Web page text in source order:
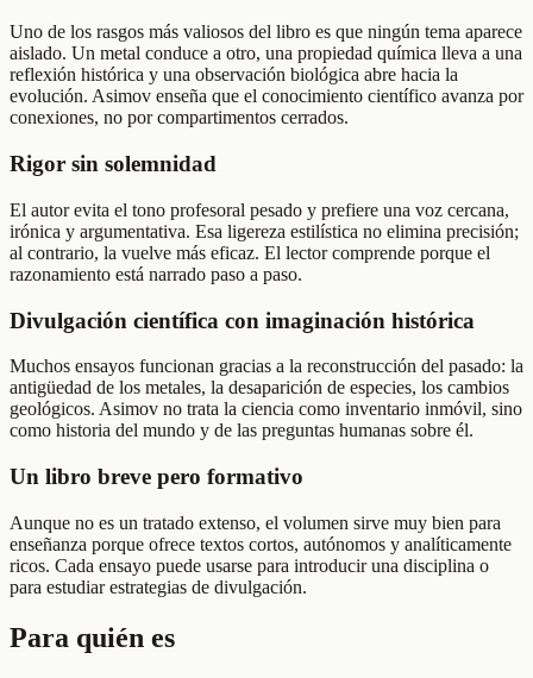
Uno de los rasgos más valiosos del libro es que ningún tema aparece
aislado. Un metal conduce a otro, una propiedad química lleva a una
reflexión histórica y una observación biológica abre hacia la
evolución. Asimov enseña que el conocimiento científico avanza por
conexiones, no por compartimentos cerrados.
Rigor sin solemnidad
El autor evita el tono profesoral pesado y prefiere una voz cercana,
irónica y argumentativa. Esa ligereza estilística no elimina precisión;
al contrario, la vuelve más eficaz. El lector comprende porque el
razonamiento está narrado paso a paso.
Divulgación científica con imaginación histórica
Muchos ensayos funcionan gracias a la reconstrucción del pasado: la
antigüedad de los metales, la desaparición de especies, los cambios
geológicos. Asimov no trata la ciencia como inventario inmóvil, sino
como historia del mundo y de las preguntas humanas sobre él.
Un libro breve pero formativo
Aunque no es un tratado extenso, el volumen sirve muy bien para
enseñanza porque ofrece textos cortos, autónomos y analíticamente
ricos. Cada ensayo puede usarse para introducir una disciplina o
para estudiar estrategias de divulgación.
Para quién es